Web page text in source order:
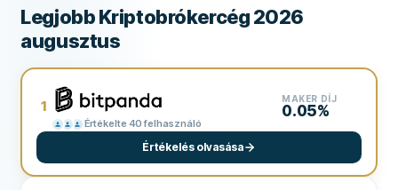
Legjobb Kriptobrókercég 2026
augusztus
1
Értékelte 40 felhasználó
MAKER DÍJ
0.05%
Értékelés olvasása